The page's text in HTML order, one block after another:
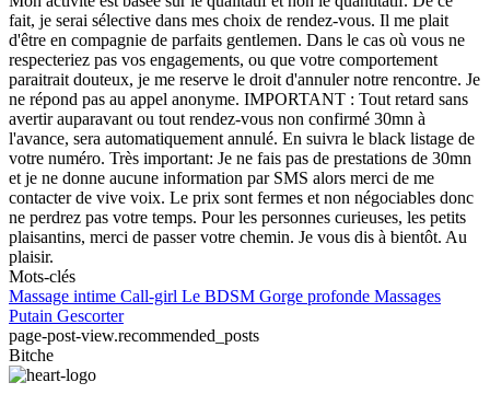
fait, je serai sélective dans mes choix de rendez-vous. Il me plait
d'être en compagnie de parfaits gentlemen. Dans le cas où vous ne
respecteriez pas vos engagements, ou que votre comportement
paraitrait douteux, je me reserve le droit d'annuler notre rencontre. Je
ne répond pas au appel anonyme. IMPORTANT : Tout retard sans
avertir auparavant ou tout rendez-vous non confirmé 30mn à
l'avance, sera automatiquement annulé. En suivra le black listage de
votre numéro. Très important: Je ne fais pas de prestations de 30mn
et je ne donne aucune information par SMS alors merci de me
contacter de vive voix. Le prix sont fermes et non négociables donc
ne perdrez pas votre temps. Pour les personnes curieuses, les petits
plaisantins, merci de passer votre chemin. Je vous dis à bientôt. Au
plaisir.
Mots-clés
Massage intime Call-girl Le BDSM Gorge profonde Massages
Putain Gescorter
page-post-view.recommended_posts
Bitche